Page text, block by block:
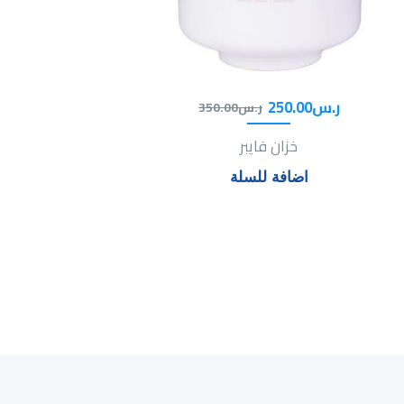
ر.س 350.00 ر.س 250.00
خزان فايبر
اضافة للسلة